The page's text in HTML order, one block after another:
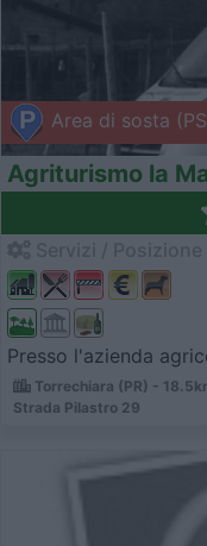
Area di sosta
Agriturismo la
Presso l'azienda
Torrechiara (PR) -
Strada Pilastro 29